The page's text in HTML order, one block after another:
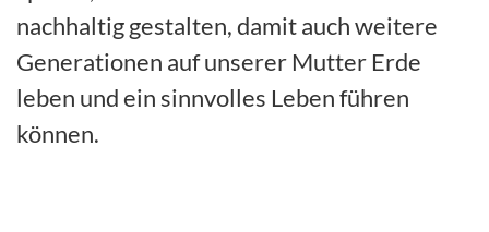
nachhaltig gestalten, damit auch weitere
Generationen auf unserer Mutter Erde
leben und ein sinnvolles Leben führen
können.